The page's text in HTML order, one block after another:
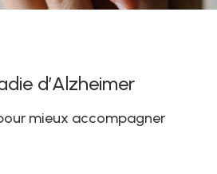
d’Alzheimer
mieux accompagner